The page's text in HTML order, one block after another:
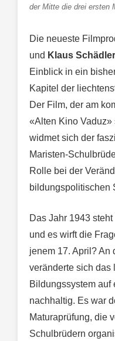
der Mitte die drei ersten
Die neueste
und Klaus Schädler
Einblick in ein
Kapitel der
Der Film, der am
«Alten Kino Vaduz»
widmet sich der
Maristen-
Rolle bei der
bildungspolitischen
Das Jahr 1943
und es wirft die
jenem 17. April? An
veränderte sich das
Bildungssystem auf
nachhaltig. Es war
Maturaprüfung, die
Schulbrüdern